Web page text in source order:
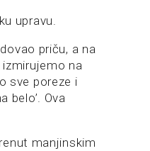
upravu.
priču, a na
na
sve poreze i
belo’. Ova
manjinskim